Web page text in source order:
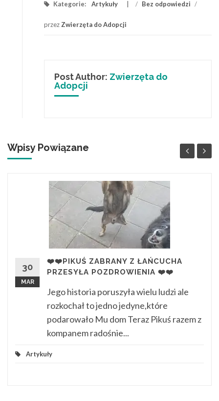
Kategorie: Artykuły / Bez odpowiedzi /
przez Zwierzęta do Adopcji
Post Author: Zwierzęta do
Adopcji
Wpisy Powiązane
30
MAR
❤️❤️PIKUŚ ZABRANY Z ŁAŃCUCHA
PRZESYŁA POZDROWIENIA ❤️❤️
Jego historia poruszyła wielu ludzi ale
rozkochał to jedno jedyne,które
podarowało Mu dom Teraz Pikuś razem z
kompanem radośnie...
Artykuły